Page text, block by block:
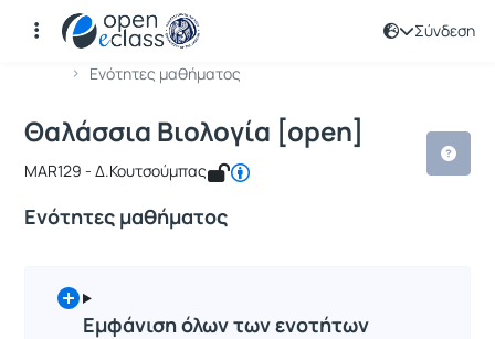
Σύνδεση
Αρχική Σελίδα
Ενότητες μαθήματος
Μάθημα : Θαλάσσια Βιολογία [open]
Κωδικός : MAR129
Θαλάσσια Βιολογία [open]
MAR129 - Δ.Κουτσούμπας
Ενότητες μαθήματος
Εμφάνιση όλων των ενοτήτων